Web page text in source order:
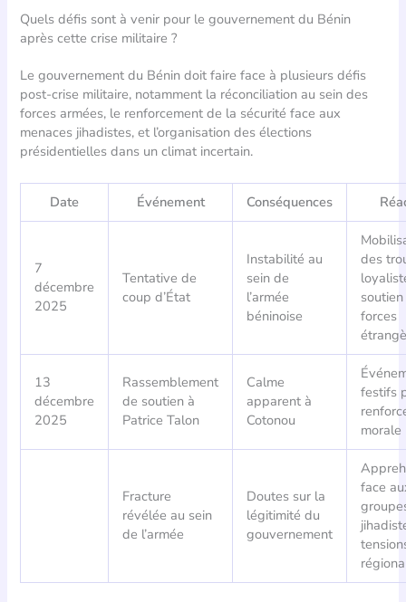
Quels défis sont à venir pour le gouvernement du Bénin
après cette crise militaire ?
Le gouvernement du Bénin doit faire face à plusieurs défis
post-crise militaire, notamment la réconciliation au sein des
forces armées, le renforcement de la sécurité face aux
menaces jihadistes, et l’organisation des élections
présidentielles dans un climat incertain.
Date Événement Conséquences
7
décembre
2025
Tentative de
coup d’État
Instabilité au
sein de
l’armée
béninoise
des
forces
13
décembre
2025
Rassemblement
de soutien à
Patrice Talon
Calme
apparent à
Cotonou
festifs
morale
Fracture
révélée au sein
de l’armée
Doutes sur la
légitimité du
gouvernement
face